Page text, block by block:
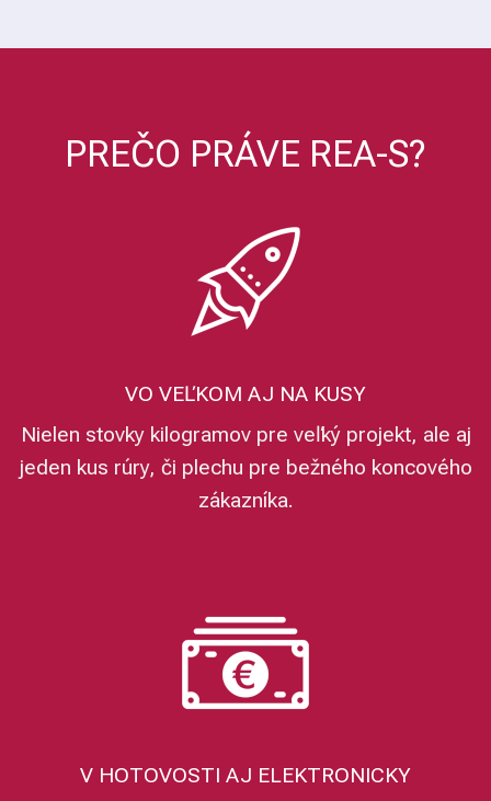
PREČO PRÁVE REA-S?
VO VEĽKOM AJ NA KUSY
Nielen stovky kilogramov pre veľký projekt, ale aj
jeden kus rúry, či plechu pre bežného koncového
zákazníka.
V HOTOVOSTI AJ ELEKTRONICKY